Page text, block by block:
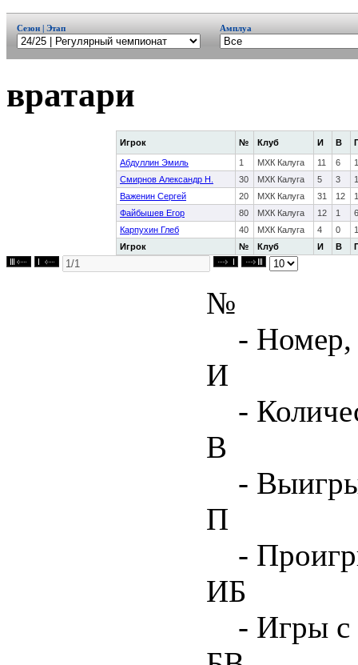
Сезон | Этап Амплуа
вратари
Игрок № Клуб И В
Игрок № Клуб И В
Абдуллин Эмиль 1 МХК Калуга 11 6
1
Смирнов Александр Н.
30 МХК Калуга 5 3
1
Важенин Сергей
20 МХК Калуга 31 12
Файбышев Егор
80 МХК Калуга 12 1
6
Карпухин Глеб
40 МХК Калуга 4 0 1
№
- Номер,
И
-
В
-
П
-
ИБ
- Игры с